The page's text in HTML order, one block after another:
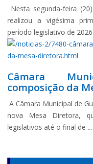
Nesta segunda-feira
realizou a vigésima
período legislativo de 2026.
Câmara
composição da
A Câmara Municipal de
nova Mesa Diretora,
legislativos até o final de ...